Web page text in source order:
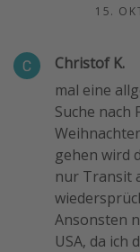
15.
Christof K.
mal eine
Suche nach
gehen wird
nur Transit
Ansonsten
USA, da ich